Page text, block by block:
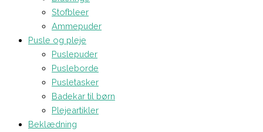
Stofbleer
Ammepuder
Pusle og pleje
Puslepuder
Pusleborde
Pusletasker
Badekar til børn
Plejeartikler
Beklædning